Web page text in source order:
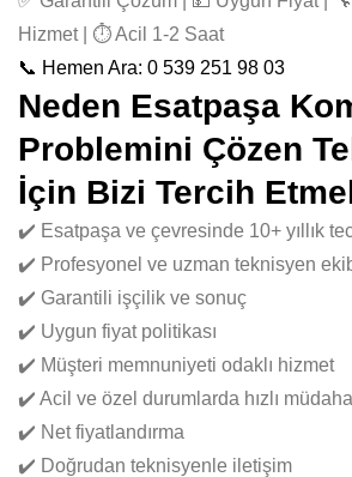
Hizmet | ⏱️ Acil 1-2 Saat
📞 Hemen Ara: 0 539 251 98 03
Neden Esatpaşa
Problemini Çözen
İçin Bizi Tercih
✔️ Esatpaşa ve çevresinde 10+ yıllık
✔️ Profesyonel ve uzman teknisyen
✔️ Garantili işçilik ve sonuç
✔️ Uygun fiyat politikası
✔️ Müşteri memnuniyeti odaklı hizmet
✔️ Acil ve özel durumlarda hızlı
✔️ Net fiyatlandırma
✔️ Doğrudan teknisyenle iletişim